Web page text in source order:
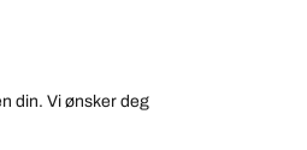
din. Vi ønsker deg